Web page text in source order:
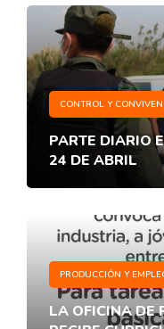
CONTROL Y
PARTE DIARIO
24 DE ABRIL
PRODUCCIÓN Y
LA OFICINA DE